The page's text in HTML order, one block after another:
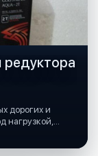
редуктора
дорогих и
нагрузкой,